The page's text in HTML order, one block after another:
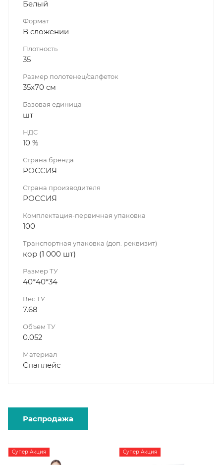
Белый
Формат
В сложении
Плотность
35
Размер полотенец/салфеток
35х70 см
Базовая единица
шт
НДС
10 %
Страна бренда
РОССИЯ
Страна производителя
РОССИЯ
Комплектация-первичная упаковка
100
Транспортная упаковка (доп. реквизит)
кор (1 000 шт)
Размер ТУ
40*40*34
Вес ТУ
7.68
Объем ТУ
0.052
Материал
Спанлейс
Распродажа
Супер Акция Супер Акция